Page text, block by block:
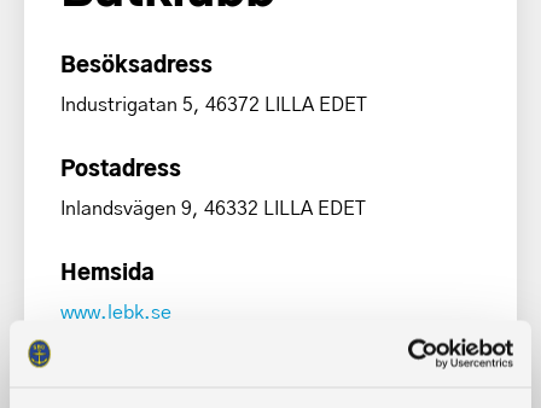
Besöksadress
Industrigatan 5, 46372 LILLA EDET
Postadress
Inlandsvägen 9, 46332 LILLA EDET
Hemsida
www.lebk.se